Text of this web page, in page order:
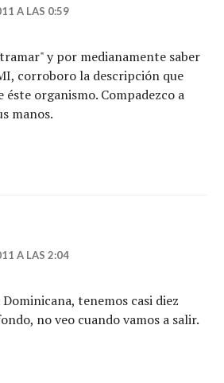
A LAS 0:59
y por medianamente saber
corroboro la descripción que
organismo. Compadezco a
manos.
A LAS 2:04
tenemos casi diez
no veo cuando vamos a salir.